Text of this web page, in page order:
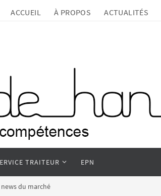
ACCUEIL À PROPOS ACTUALITÉS
TRAITEUR EPN
du marché